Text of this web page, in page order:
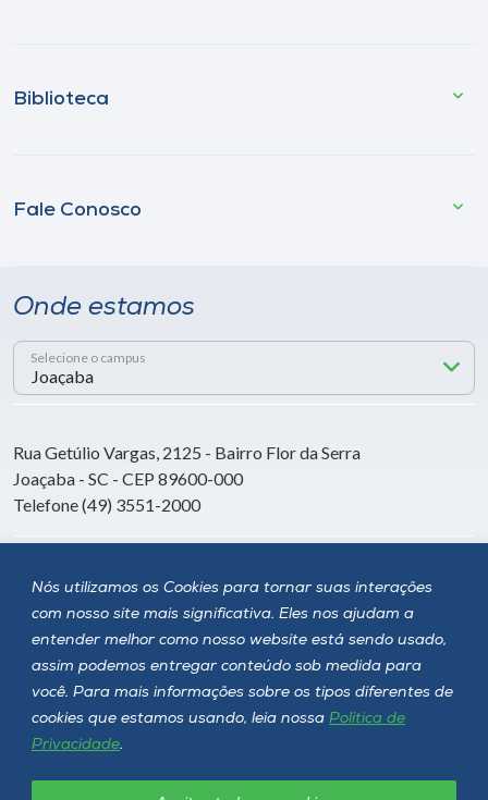
Nós utilizamos os Cookies para tornar suas interações
com nosso site mais significativa. Eles nos ajudam a
entender melhor como nosso website está sendo usado,
assim podemos entregar conteúdo sob medida para
você. Para mais informações sobre os tipos diferentes de
cookies que estamos usando, leia nossa Política de
Privacidade.
Biblioteca
Fale Conosco
Onde estamos
Selecione o campus
Rua Getúlio Vargas, 2125 - Bairro Flor da Serra
Joaçaba - SC - CEP 89600-000
Telefone (49) 3551-2000
Siga a Unoesc